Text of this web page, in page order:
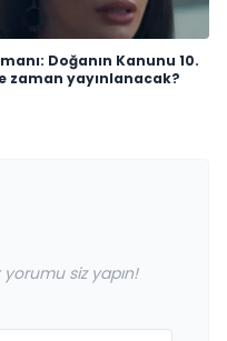
Doğanın Kanunu 10.
zaman yayınlanacak?
siz yapın!